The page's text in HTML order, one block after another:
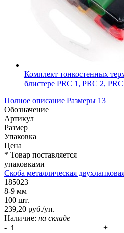
Комплект тонкостенных
блистере PRC 1, PRC 2,
Полное описание Размеры 13
Обозначение
Артикул
Размер
Упаковка
Цена
* Товар поставляется
упаковками
Скоба металлическая
185023
8-9 мм
100 шт.
239,20 руб./уп.
Наличие: на складе
-
+